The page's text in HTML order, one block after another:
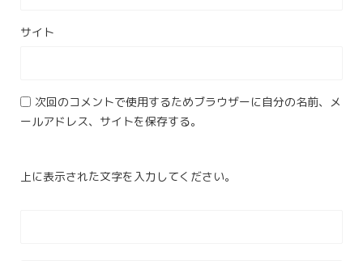
サイト
次回のコメントで使用するためブラウザーに自分の名前、メ
ールアドレス、サイトを保存する。
上に表示された文字を入力してください。